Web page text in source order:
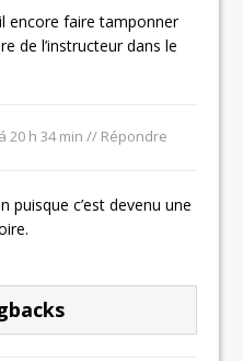
encore faire tamponner
de l’instructeur dans le
20 h 34 min // Répondre
puisque c’est devenu une